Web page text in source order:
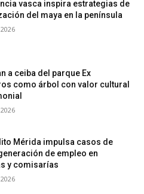
vasca inspira estrategias de
del maya en la península
a ceiba del parque Ex
como árbol con valor cultural
Mérida impulsa casos de
de empleo en
y comisarías